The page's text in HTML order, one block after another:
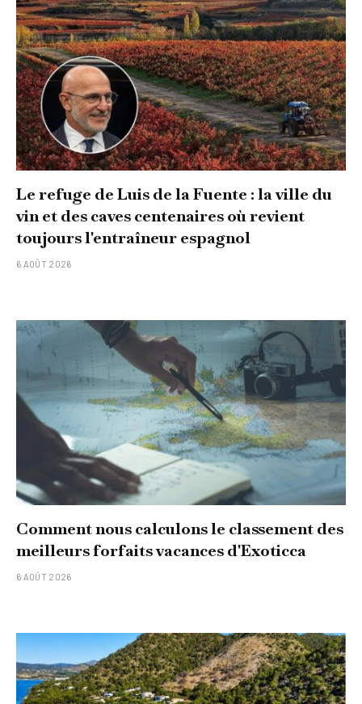
Le refuge de Luis de la Fuente : la ville du
vin et des caves centenaires où revient
toujours l'entraîneur espagnol
6 AOÛT 2026
Comment nous calculons le classement des
meilleurs forfaits vacances d'Exoticca
6 AOÛT 2026